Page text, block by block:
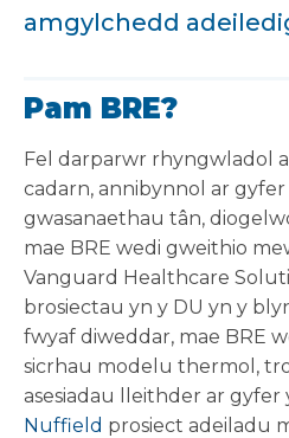
amgylchedd
Pam BRE?
Fel darparwr rhyngwladol
cadarn, annibynnol ar
gwasanaethau tân,
mae BRE wedi gweithio
Vanguard Healthcare
brosiectau yn y DU yn y
fwyaf diweddar, mae BRE
sicrhau modelu thermol,
asesiadau lleithder ar gyfer
Nuffield prosiect adeiladu